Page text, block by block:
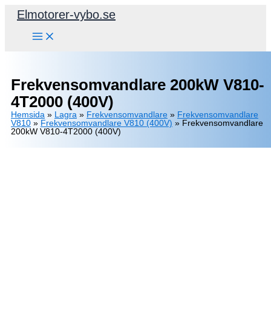
Hoppa
Elmotorer-vybo.se
Frekvensomvandlare 200kW V810-
4T2000 (400V)
Hemsida » Lagra » Frekvensomvandlare » Frekvensomvandlare
V810 » Frekvensomvandlare V810 (400V) » Frekvensomvandlare
200kW V810-4T2000 (400V)